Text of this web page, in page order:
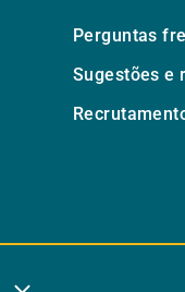
Perguntas
Sugestões e